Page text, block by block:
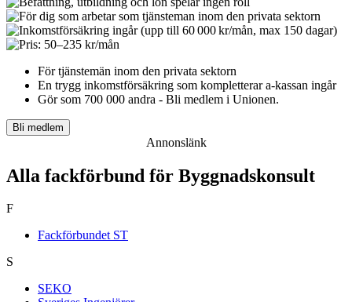
För tjänstemän inom den privata sektorn
En trygg inkomst­försäkring som kompletterar a-kassan ingår
Gör som 700 000 andra - Bli medlem i Unionen.
Bli medlem
Annonslänk
Alla fackförbund för Byggnadskonsult
F
Fackförbundet ST
S
SEKO